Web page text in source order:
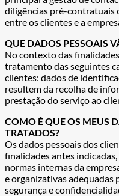
diligências pré-contratuais
entre os clientes e a
QUE DADOS PESSOAIS
No contexto das
tratamento das seguintes
clientes: dados de
resultem da recolha de
prestação do serviço ao
COMO É QUE OS MEUS
TRATADOS?
Os dados pessoais dos
finalidades antes
normas internas da
e organizativas adequadas
segurança e